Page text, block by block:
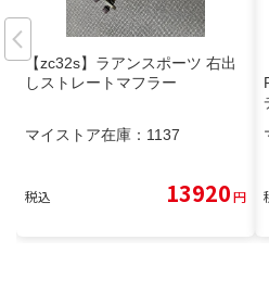
【zc32s】ラアンスポーツ 右出
しストレートマフラー
マイストア在庫： 1137
税込 13920円